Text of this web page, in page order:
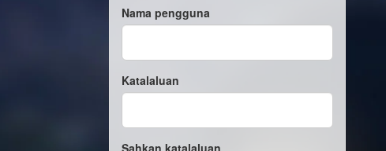
Nama pengguna
Katalaluan
Sahkan katalaluan